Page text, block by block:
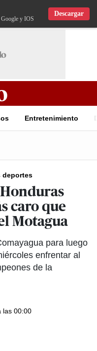
y IOS
Descargar
Entretenimiento
deportes
caro que
Motagua
para luego
enfrentar al
de la
las 00:00